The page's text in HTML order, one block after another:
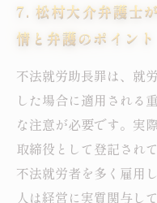
7. 松村大介弁護士
情と弁護のポイント
不法就労助長罪は、就
した場合に適用される
な注意が必要です。実
取締役として登記され
不法就労者を多く雇用
人は経営に実質関与し